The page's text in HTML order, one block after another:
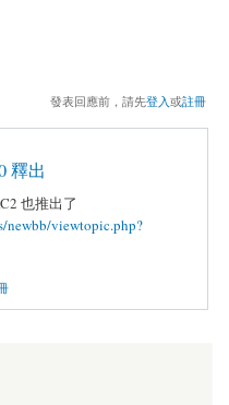
發表回應前，請先登入或註冊
釋出
也推出了
newbb/viewtopic.php?